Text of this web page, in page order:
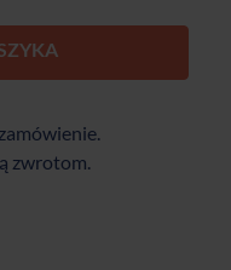
zwrotom.